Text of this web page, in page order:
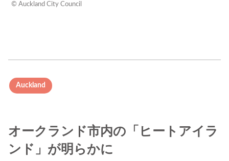
© Auckland City Council
Auckland
オークランド市内の「ヒートアイラ
ンド」が明らかに